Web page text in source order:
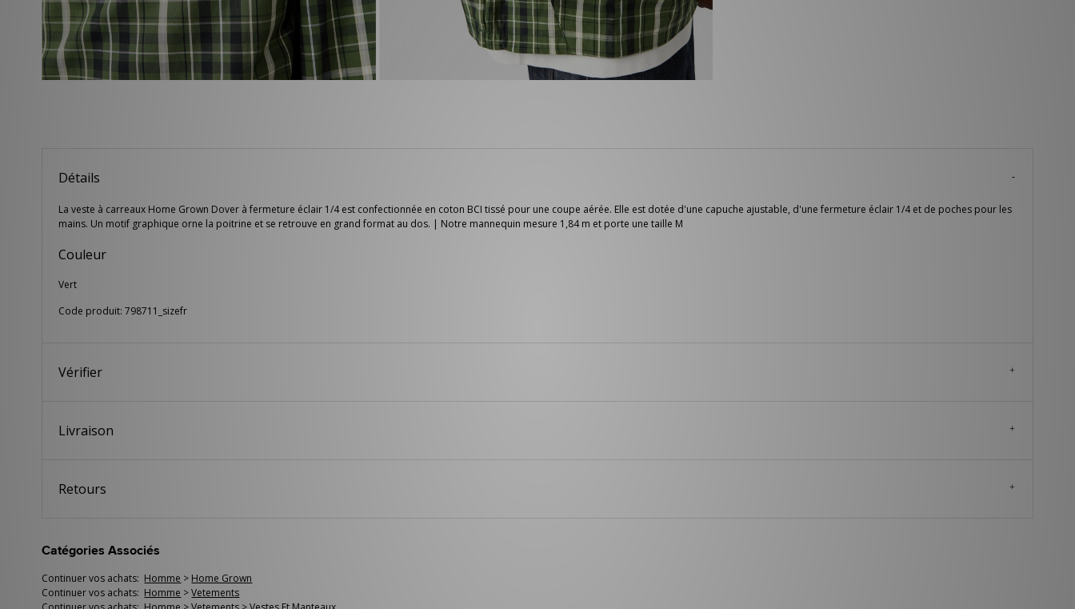
Détails
La veste à carreaux Home Grown Dover à fermeture éclair 1/4 est confectionnée en coton BCI tissé pour une coupe aérée. Elle est dotée d'une capuche ajustable, d'une fermeture éclair 1/4 et de poches pour les
mains. Un motif graphique orne la poitrine et se retrouve en grand format au dos. | Notre mannequin mesure 1,84 m et porte une taille M
Couleur
Vert
Code produit: 798711_sizefr
Vérifier
Livraison
Retours
Catégories Associés
Continuer vos achats: Homme > Home Grown
Continuer vos achats: Homme >Vetements